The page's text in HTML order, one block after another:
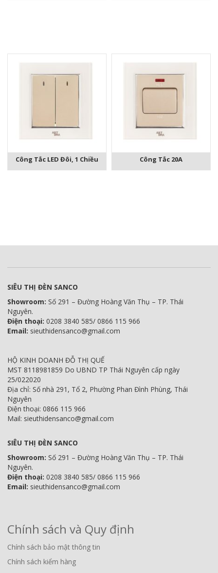
Công Tắc LED Đôi, 1 Chiều Công Tắc 20A
SIÊU THỊ ĐÈN SANCO
Showroom: Số 291 – Đường Hoàng Văn Thụ – TP. Thái
Nguyên.
Điện thoại: 0208 3840 585/ 0866 115 966
Email: sieuthidensanco@gmail.com
HỘ KINH DOANH ĐỖ THỊ QUẾ
MST 8118981859 Do UBND TP Thái Nguyên cấp ngày
25/022020
Địa chỉ: Số nhà 291, Tổ 2, Phường Phan Đình Phùng, Thái
Nguyên
Điện thoại: 0866 115 966
Mail: sieuthidensanco@gmail.com
SIÊU THỊ ĐÈN SANCO
Showroom: Số 291 – Đường Hoàng Văn Thụ – TP. Thái
Nguyên.
Điện thoại: 0208 3840 585/ 0866 115 966
Email: sieuthidensanco@gmail.com
Chính sách và Quy định
Chính sách bảo mật thông tin
Chính sách kiểm hàng